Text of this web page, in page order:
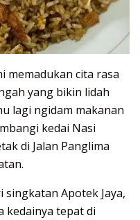
memadukan cita rasa
yang bikin lidah
lagi ngidam makanan
kedai Nasi
di Jalan Panglima
singkatan Apotek Jaya,
kedainya tepat di